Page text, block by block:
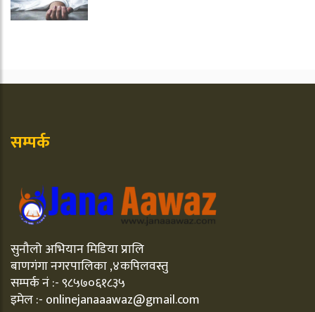
सम्पर्क
सुनौलो अभियान मिडिया प्रालि
बाणगंगा नगरपालिका ,४कपिलवस्तु
सम्पर्क नं :- ९८५७०६१८३५
इमेल :- onlinejanaaawaz@gmail.com